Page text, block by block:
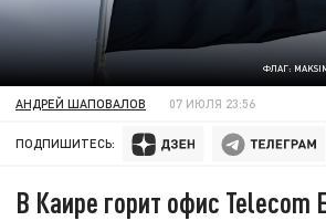
ФЛАГ: MAKSIM
АНДРЕЙ ШАПОВАЛОВ 07 ИЮЛЯ 23:56
ПОДПИШИТЕСЬ:
В Каире горит офис Telecom